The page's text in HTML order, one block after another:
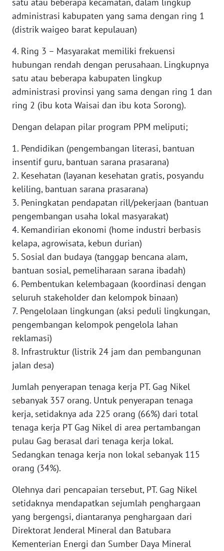
satu atau beberapa kecamatan, dalam lingkup
administrasi kabupaten yang sama dengan ring 1
(distrik waigeo barat kepulauan)
4. Ring 3 – Masyarakat memiliki frekuensi
hubungan rendah dengan perusahaan. Lingkupnya
satu atau beberapa kabupaten lingkup
administrasi provinsi yang sama dengan ring 1 dan
ring 2 (ibu kota Waisai dan ibu kota Sorong).
Dengan delapan pilar program PPM meliputi;
1. Pendidikan (pengembangan literasi, bantuan
insentif guru, bantuan sarana prasarana)
2. Kesehatan (layanan kesehatan gratis, posyandu
keliling, bantuan sarana prasarana)
3. Peningkatan pendapatan rill/pekerjaan (bantuan
pengembangan usaha lokal masyarakat)
4. Kemandirian ekonomi (home industri berbasis
kelapa, agrowisata, kebun durian)
5. Sosial dan budaya (tanggap bencana alam,
bantuan sosial, pemeliharaan sarana ibadah)
6. Pembentukan kelembagaan (koordinasi dengan
seluruh stakeholder dan kelompok binaan)
7. Pengelolaan lingkungan (aksi peduli lingkungan,
pengembangan kelompok pengelola lahan
reklamasi)
8. Infrastruktur (listrik 24 jam dan pembangunan
jalan desa)
Jumlah penyerapan tenaga kerja PT. Gag Nikel
sebanyak 357 orang. Untuk penyerapan tenaga
kerja, setidaknya ada 225 orang (66%) dari total
tenaga kerja PT Gag Nikel di area pertambangan
pulau Gag berasal dari tenaga kerja lokal.
Sedangkan tenaga kerja non lokal sebanyak 115
orang (34%).
Olehnya dari pencapaian tersebut, PT. Gag Nikel
setidaknya mendapatkan sejumlah penghargaan
yang bergengsi, diantaranya penghargaan dari
Direktorat Jenderal Mineral dan Batubara
Kementerian Energi dan Sumber Daya Mineral
WN
KALTARA
WN
KALSEL
WN
KALTIM
WN
WN
GORONTALO
WN
SULUT
WN
MALUKU
MALUT
WN
DAIRI
WN
DANAU
WN
NIAS
WN
LANGKAT
WN
TAPANULI
SELATAN
WN
TANJUNG
LESUNG